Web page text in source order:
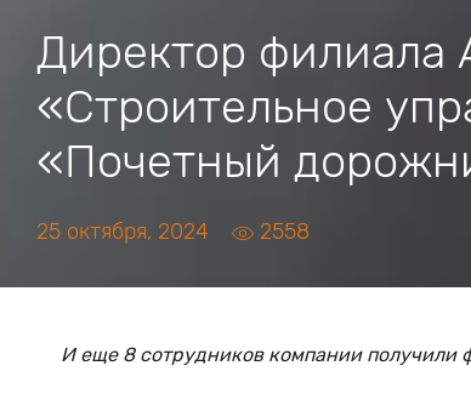
Директор филиала
«Строительное
«Почетный
25 октября, 2024 2558
И еще 8 сотрудников компании получили